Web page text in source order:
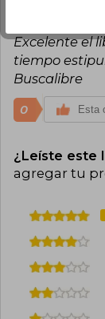
Excelente el
tiempo
Buscalibre
0 Esta
¿Leíste este
agregar tu